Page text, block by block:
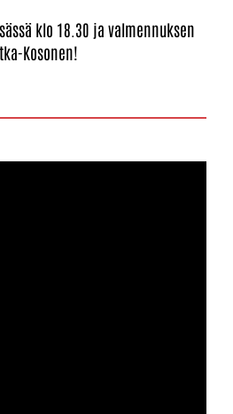
klo 18.30 ja valmennuksen
Kosonen!